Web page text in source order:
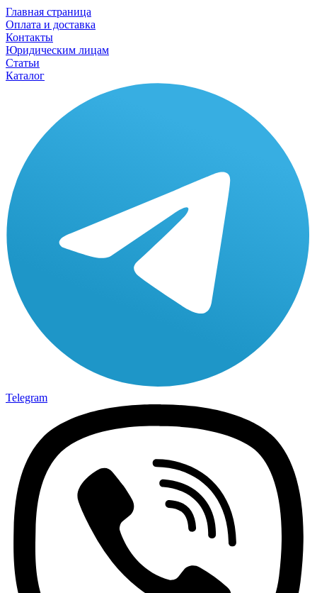
Главная страница
Оплата и доставка
Контакты
Юридическим лицам
Статьи
Каталог
Telegram